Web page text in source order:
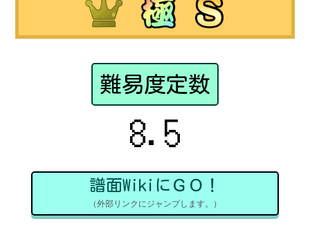
難易度定数
8.5
譜面WikiにＧＯ！
（外部リンクにジャンプします。）